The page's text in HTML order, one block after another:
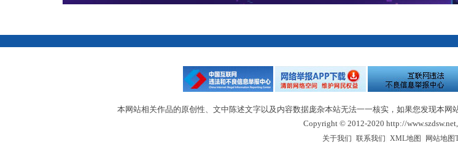
本网站相关作品的原创性、文中陈述文字以及内容数据庞杂本站无法一一核实，如果您发现本
Copyright © 2012-2020 http://www.szdsw.net,
关于我们 联系我们 XML地图 网站地图